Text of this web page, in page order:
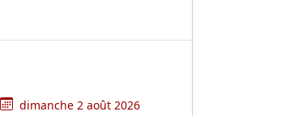
dimanche 2 août 2026